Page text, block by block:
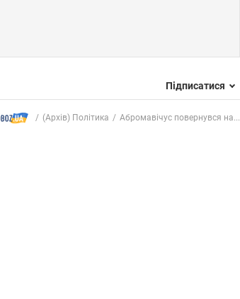
Підписатися
(Архів) Політика Абромавічус повернувся на...